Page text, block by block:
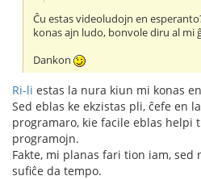
Ĉu estas videoludojn en
konas ajn ludo, bonvole diru al mi
Dankon
Ri-li estas la nura kiun mi konas
Sed eblas ke ekzistas pli, ĉefe en
programaro, kie facile eblas helpi
programojn.
Fakte, mi planas fari tion iam, sed
sufiĉe da tempo.